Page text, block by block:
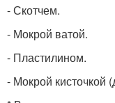
- Скотчем.
- Мокрой ватой.
- Пластилином.
- Мокрой кисточкой